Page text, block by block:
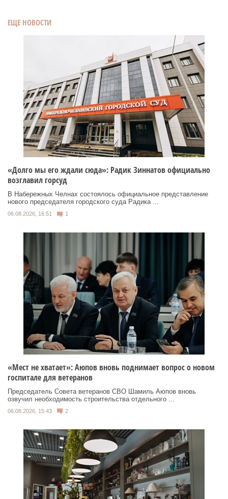
ЕЩЕ НОВОСТИ
«Долго мы его ждали сюда»: Радик Зиннатов официально
возглавил горсуд
В Набережных Челнах состоялось официальное представление
нового председателя городского суда Радика ...
06.08.2026, 16:51 1
«Мест не хватает»: Аюпов вновь поднимает вопрос о новом
госпитале для ветеранов
Председатель Совета ветеранов СВО Шамиль Аюпов вновь
озвучил необходимость строительства отдельного ...
06.08.2026, 15:43 2